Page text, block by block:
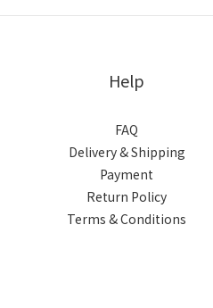
Help
FAQ
Delivery & Shipping
Payment
Return Policy
Terms & Conditions